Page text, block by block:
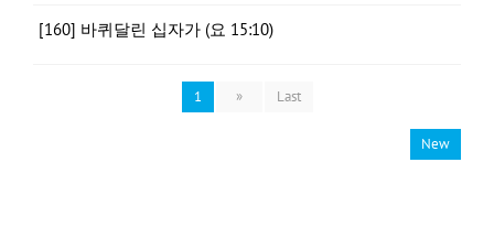
[160] 바퀴달린 십자가 (요 15:10)
1 » Last
New